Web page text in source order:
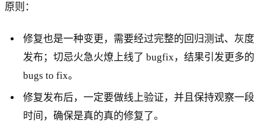
原则：
修复也是一种变更，需要经过完整的回归测试、灰度
发布；切忌火急火燎上线了 bugfix，结果引发更多的
bugs to fix。
修复发布后，一定要做线上验证，并且保持观察一段
时间，确保是真的真的修复了。